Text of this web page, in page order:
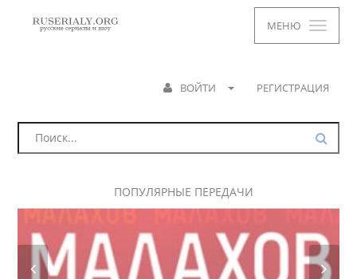
МЕНЮ
ВОЙТИ РЕГИСТРАЦИЯ
ПОПУЛЯРНЫЕ ПЕРЕДАЧИ